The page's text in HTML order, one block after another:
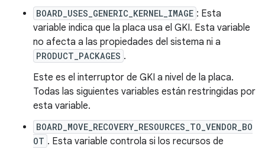
BOARD_USES_GENERIC_KERNEL_IMAGE : Esta
variable indica que la placa usa el GKI. Esta variable
no afecta a las propiedades del sistema ni a
PRODUCT_PACKAGES .
Este es el interruptor de GKI a nivel de la placa.
Todas las siguientes variables están restringidas por
esta variable.
BOARD_MOVE_RECOVERY_RESOURCES_TO_VENDOR_BO
OT . Esta variable controla si los recursos de